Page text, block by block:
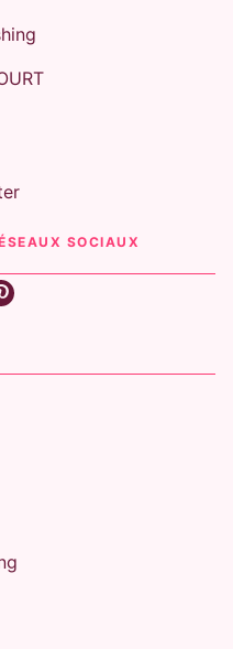
SOCIAUX